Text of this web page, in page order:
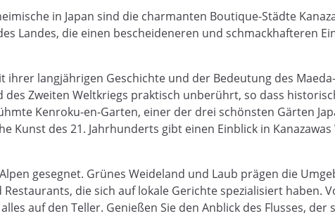
in Japan sind die charmanten Boutique-Städte
Landes, die einen bescheideneren und schmackhafteren
ihrer langjährigen Geschichte und der Bedeutung des
Zweiten Weltkriegs praktisch unberührt, so dass
Kenroku-en-Garten, einer der drei schönsten Gärten
Kunst des 21. Jahrhunderts gibt einen Einblick in
gesegnet. Grünes Weideland und Laub prägen die
die sich auf lokale Gerichte spezialisiert haben.
auf den Teller. Genießen Sie den Anblick des Flusses, der